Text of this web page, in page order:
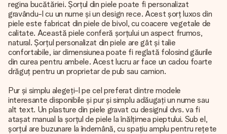
regina bucătăriei. Șorțul din piele poate fi personalizat
gravându-l cu un nume și un design rece. Acest șorț luxos din
piele este fabricat din piele de bivol, cu coacere vegetale de
calitate. Această piele conferă șorțului un aspect frumos,
natural. Șorțul personalizat din piele are gât și talie
confortabile, iar dimensiunea poate fi reglată folosind găurile
din curea pentru ambele. Acest lucru ar face un cadou foarte
drăguț pentru un proprietar de pub sau camion.
Pur și simplu alegeți-l pe cel preferat dintre modele
interesante disponibile și pur și simplu adăugați un nume sau
alt text. Un plasture din piele gravat cu designul dvs. va fi
atașat manual la șorțul de piele la înălțimea pieptului. Sub el,
șorțul are buzunare la îndemână, cu spațiu amplu pentru rețete